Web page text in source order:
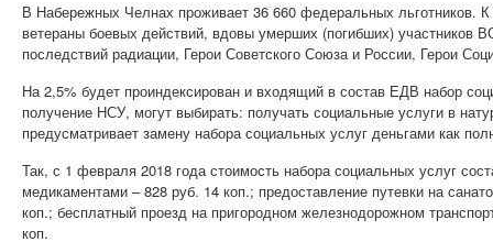
В Набережных Челнах проживает 36 660 федеральных льготников.
ветераны боевых действий, вдовы умерших (погибших)
последствий радиации, Герои Советского Союза и России, Герои
На 2,5% будет проиндексирован и входящий в состав ЕДВ набор
получение НСУ, могут выбирать: получать социальные услуги в
предусматривает замену набора социальных услуг деньгами как
Так, с 1 февраля 2018 года стоимость набора социальных услуг
медикаментами – 828 руб. 14 коп.; предоставление путевки на
коп.; бесплатный проезд на пригородном железнодорожном
коп.